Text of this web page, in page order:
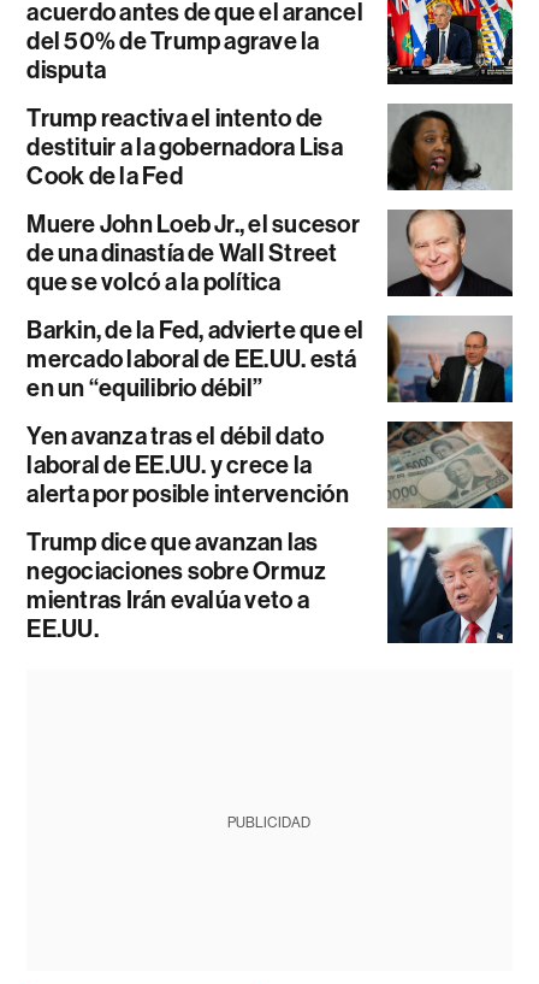
acuerdo antes de que el arancel
del 50% de Trump agrave la
disputa
Trump reactiva el intento de
destituir a la gobernadora Lisa
Cook de la Fed
Muere John Loeb Jr., el sucesor
de una dinastía de Wall Street
que se volcó a la política
Barkin, de la Fed, advierte que el
mercado laboral de EE.UU. está
en un “equilibrio débil”
Yen avanza tras el débil dato
laboral de EE.UU. y crece la
alerta por posible intervención
Trump dice que avanzan las
negociaciones sobre Ormuz
mientras Irán evalúa veto a
EE.UU.
PUBLICIDAD